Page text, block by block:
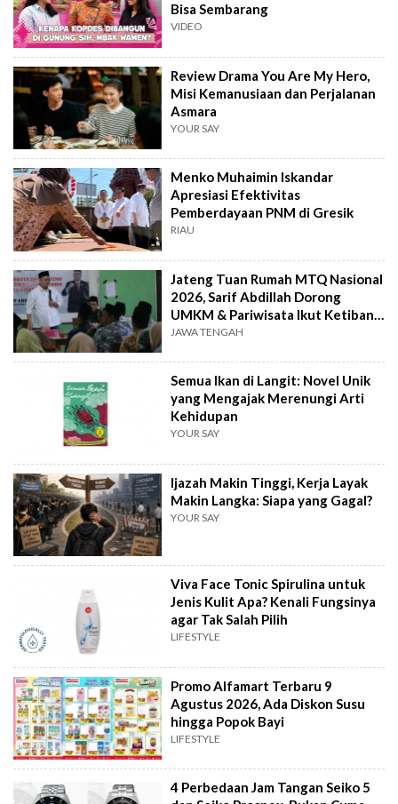
Bisa Sembarang
VIDEO
Review Drama You Are My Hero,
Misi Kemanusiaan dan Perjalanan
Asmara
YOUR SAY
Menko Muhaimin Iskandar
Apresiasi Efektivitas
Pemberdayaan PNM di Gresik
RIAU
Jateng Tuan Rumah MTQ Nasional
2026, Sarif Abdillah Dorong
UMKM & Pariwisata Ikut Ketiban
Berkah
JAWA TENGAH
Semua Ikan di Langit: Novel Unik
yang Mengajak Merenungi Arti
Kehidupan
YOUR SAY
Ijazah Makin Tinggi, Kerja Layak
Makin Langka: Siapa yang Gagal?
YOUR SAY
Viva Face Tonic Spirulina untuk
Jenis Kulit Apa? Kenali Fungsinya
agar Tak Salah Pilih
LIFESTYLE
Promo Alfamart Terbaru 9
Agustus 2026, Ada Diskon Susu
hingga Popok Bayi
LIFESTYLE
4 Perbedaan Jam Tangan Seiko 5